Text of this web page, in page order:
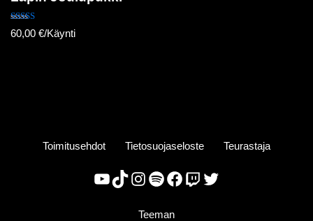
Arvostelu
tuotteesta:
60,00 €/Käynti
Toimitusehdot Tietosuojaseloste Teurastaja
Teeman